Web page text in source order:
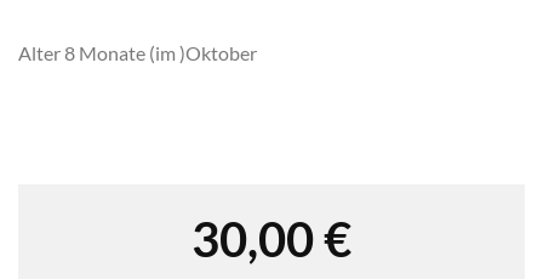
Alter 8 Monate (im )Oktober
30,00€